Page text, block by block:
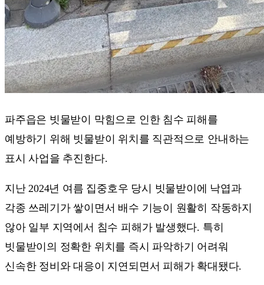
파주읍은 빗물받이 막힘으로 인한 침수 피해를
예방하기 위해 빗물받이 위치를 직관적으로 안내하는
표시 사업을 추진한다.
지난 2024년 여름 집중호우 당시 빗물받이에 낙엽과
각종 쓰레기가 쌓이면서 배수 기능이 원활히 작동하지
않아 일부 지역에서 침수 피해가 발생했다. 특히
빗물받이의 정확한 위치를 즉시 파악하기 어려워
신속한 정비와 대응이 지연되면서 피해가 확대됐다.